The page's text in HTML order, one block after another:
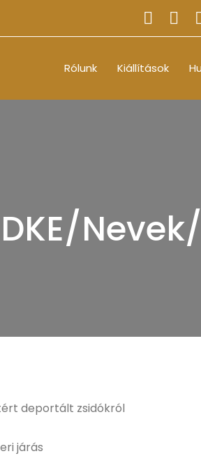
Rólunk Kiállítások
deportált zsidókról
járás